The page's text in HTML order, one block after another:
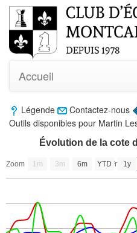
Accueil
Légende Contactez-nous
Outils disponibles pour Martin
Zoom From
Évolution de la cote
1m 3m 6m YTD 1y